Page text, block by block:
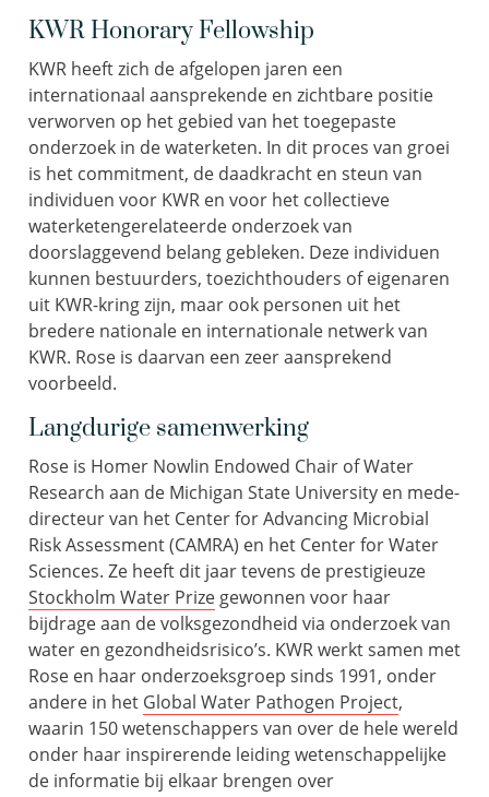
KWR Honorary Fellowship
KWR heeft zich de afgelopen jaren een
internationaal aansprekende en zichtbare positie
verworven op het gebied van het toegepaste
onderzoek in de waterketen. In dit proces van groei
is het commitment, de daadkracht en steun van
individuen voor KWR en voor het collectieve
waterketengerelateerde onderzoek van
doorslaggevend belang gebleken. Deze individuen
kunnen bestuurders, toezichthouders of eigenaren
uit KWR-kring zijn, maar ook personen uit het
bredere nationale en internationale netwerk van
KWR. Rose is daarvan een zeer aansprekend
voorbeeld.
Langdurige samenwerking
Rose is Homer Nowlin Endowed Chair of Water
Research aan de Michigan State University en mede-
directeur van het Center for Advancing Microbial
Risk Assessment (CAMRA) en het Center for Water
Sciences. Ze heeft dit jaar tevens de prestigieuze
Stockholm Water Prize gewonnen voor haar
bijdrage aan de volksgezondheid via onderzoek van
water en gezondheidsrisico’s. KWR werkt samen met
Rose en haar onderzoeksgroep sinds 1991, onder
andere in het Global Water Pathogen Project,
waarin 150 wetenschappers van over de hele wereld
onder haar inspirerende leiding wetenschappelijke
de informatie bij elkaar brengen over